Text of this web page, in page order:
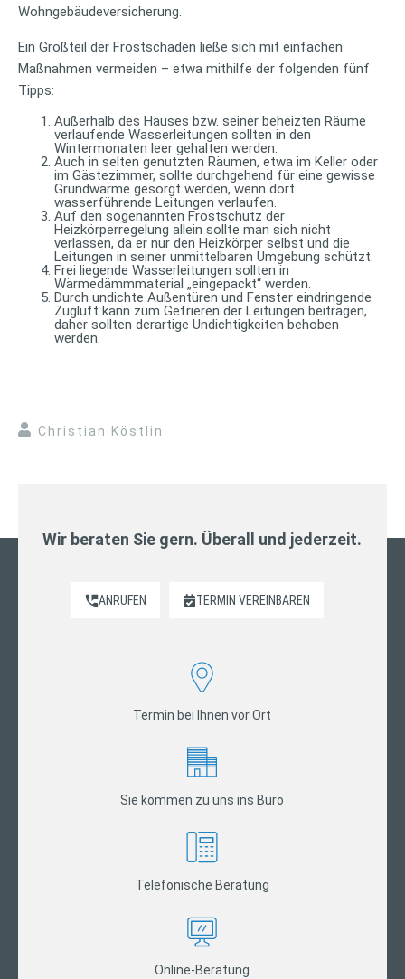
Wohngebäudeversicherung.
Ein Großteil der Frostschäden ließe sich mit einfachen
Maßnahmen vermeiden – etwa mithilfe der folgenden fünf
Tipps:
Außerhalb des Hauses bzw. seiner beheizten Räume
verlaufende Wasserleitungen sollten in den
Wintermonaten leer gehalten werden.
Auch in selten genutzten Räumen, etwa im Keller oder
im Gästezimmer, sollte durchgehend für eine gewisse
Grundwärme gesorgt werden, wenn dort
wasserführende Leitungen verlaufen.
Auf den sogenannten Frostschutz der
Heizkörperregelung allein sollte man sich nicht
verlassen, da er nur den Heizkörper selbst und die
Leitungen in seiner unmittelbaren Umgebung schützt.
Frei liegende Wasserleitungen sollten in
Wärmedämmmaterial „eingepackt“ werden.
Durch undichte Außentüren und Fenster eindringende
Zugluft kann zum Gefrieren der Leitungen beitragen,
daher sollten derartige Undichtigkeiten behoben
werden.
Christian Köstlin
Wir beraten Sie gern. Überall und jederzeit.
ANRUFEN TERMIN VEREINBAREN
Termin bei Ihnen vor Ort
Sie kommen zu uns ins Büro
Telefonische Beratung
Online-Beratung